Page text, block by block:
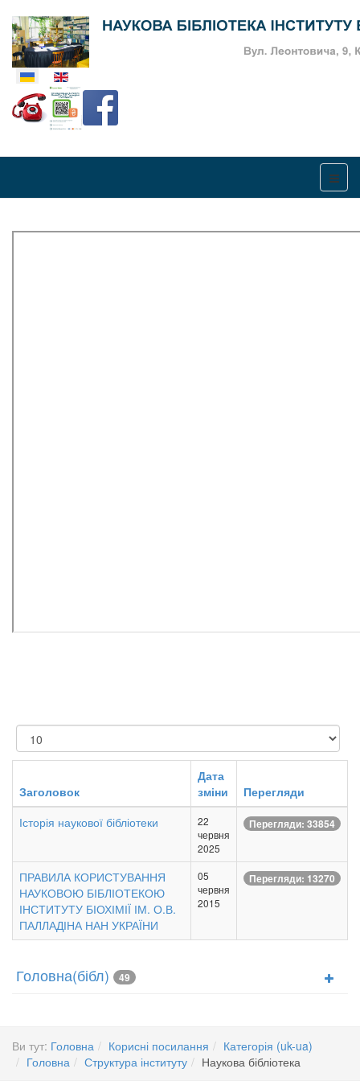
Оберіть свою мову
Показувати
Заголовок
Дата
зміни
Перегляди
Історія наукової бібліотеки
22
червня
2025
Перегляди: 33854
ПРАВИЛА КОРИСТУВАННЯ
НАУКОВОЮ БІБЛІОТЕКОЮ
ІНСТИТУТУ БІОХІМІЇ ІМ. О.В.
ПАЛЛАДІНА НАН УКРАЇНИ
05
червня
2015
Перегляди: 13270
Головна(бібл) 49
Ви тут: Головна Корисні посилання
Категорія (uk-ua)
Головна
Структура інституту Наукова бібліотека